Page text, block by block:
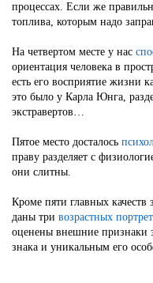
процессах. Если же
топлива, которым надо
На четвертом месте у нас
ориентация человека в
есть его восприятие жизни
это было у Карла Юнга,
экстравертов…
Пятое место досталось
праву разделяет с
они слитны.
Кроме пяти главных
даны три возрастных
оценены внешние признаки
знака и уникальным его